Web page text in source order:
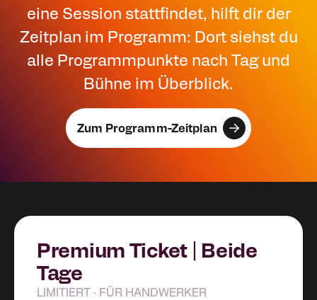
eine Session stattfindet, hilft dir der
Zeitplan im Programm: Dort siehst du
alle Programmpunkte nach Tag und
Bühne im Überblick.
Zum Programm-Zeitplan
Premium Ticket | Beide
Tage
LIMITIERT · FÜR HANDWERKER